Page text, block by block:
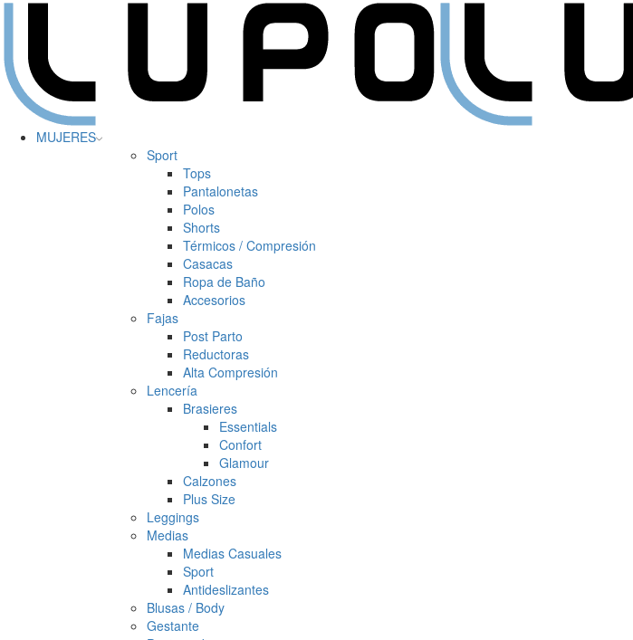
MUJERES
Sport
Tops
Pantalonetas
Polos
Shorts
Térmicos / Compresión
Casacas
Ropa de Baño
Accesorios
Fajas
Post Parto
Reductoras
Alta Compresión
Lencería
Brasieres
Essentials
Confort
Glamour
Calzones
Plus Size
Leggings
Medias
Medias Casuales
Sport
Antideslizantes
Blusas / Body
Gestante